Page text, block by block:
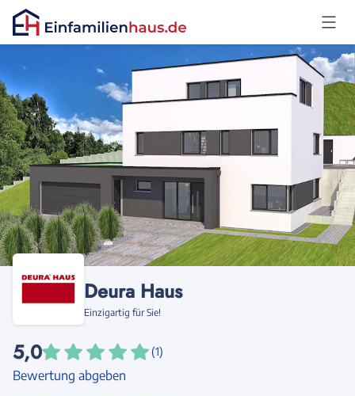
Anmelden
Deura Haus
Einzigartig für Sie!
5,0 (1)
Bewertung abgeben